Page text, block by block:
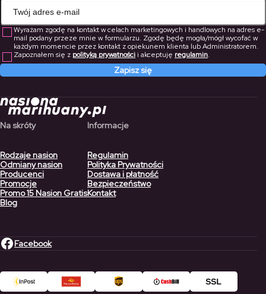
Wyrażam zgodę na kontakt w celach marketingowych i handlowych na adres e-
mail podany przeze mnie w formularzu. Zgodę będę mogła/mógł wycofać w
każdym momencie przez kontakt z opiekunem klienta lub Administratorem.
Zapoznałem się z polityką prywatnościi akceptuję regulamin.
Zapisz się
Na skróty
Rodzaje nasion
Odmiany nasion
Producenci
Promocje
Promo 15 Nasion Gratis
Blog
Informacje
Regulamin
Polityka Prywatności
Dostawa i płatność
Bezpieczeństwo
Kontakt
Facebook